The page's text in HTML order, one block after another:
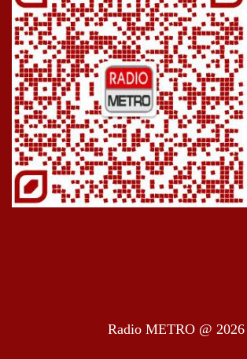
Radio METRO @ 2026